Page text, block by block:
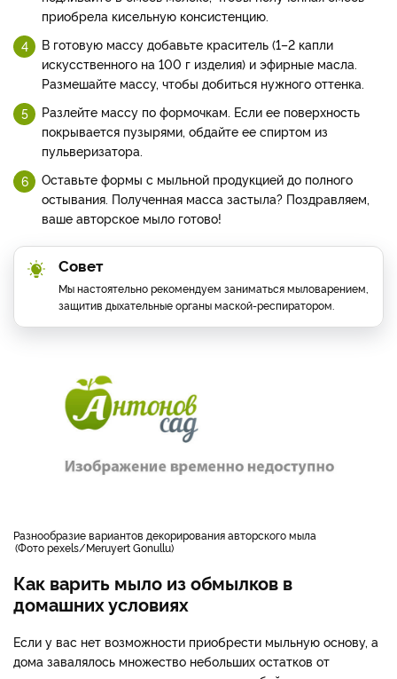
приобрела кисельную консистенцию.
В готовую массу добавьте краситель (1–2 капли
искусственного на 100 г изделия) и эфирные масла.
Размешайте массу, чтобы добиться нужного оттенка.
Разлейте массу по формочкам. Если ее поверхность
покрывается пузырями, обдайте ее спиртом из
пульверизатора.
Оставьте формы с мыльной продукцией до полного
остывания. Полученная масса застыла? Поздравляем,
ваше авторское мыло готово!
Совет
Мы настоятельно рекомендуем заниматься мыловарением,
защитив дыхательные органы маской-респиратором.
разнообразие вариантов декорирования авторского мыла
Фото pexels/Meruyert Gonullu
Как варить мыло из обмылков в
домашних условиях
Если у вас нет возможности приобрести мыльную основу, а
дома завалялось множество небольших остатков от